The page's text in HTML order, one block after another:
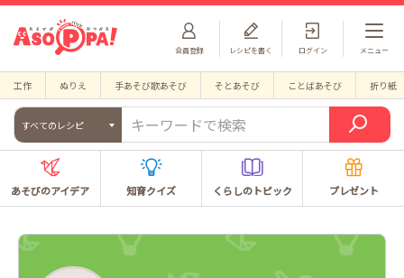
会員登録 ログイン
レシピを書く メニュー
工作 ぬりえ 手あそび歌あそび そとあそび ことばあそび 折り紙
すべてのレシピ
あそびのアイデア 知育クイズ くらしのトピック プレゼント